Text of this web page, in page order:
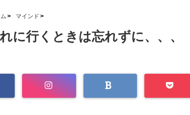
マインド
に行くときは忘れずに、、、